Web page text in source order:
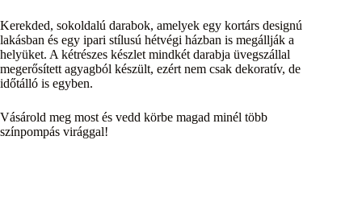
Kerekded, sokoldalú darabok, amelyek egy kortárs designú
lakásban és egy ipari stílusú hétvégi házban is megállják a
helyüket. A kétrészes készlet mindkét darabja üvegszállal
megerősített agyagból készült, ezért nem csak dekoratív, de
időtálló is egyben.
Vásárold meg most és vedd körbe magad minél több
színpompás virággal!